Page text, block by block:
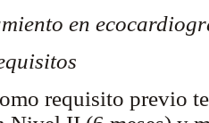
en
requisito previo